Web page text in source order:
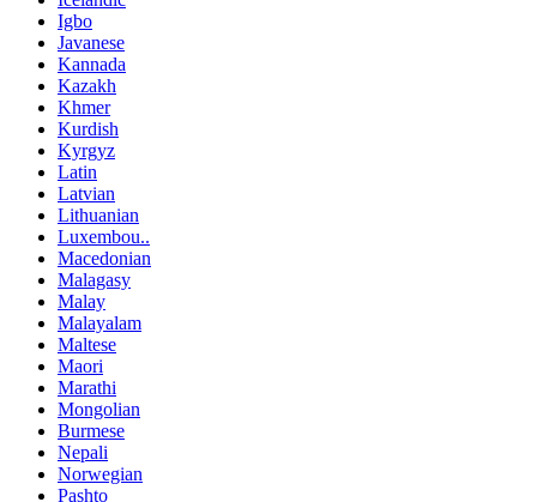
Igbo
Javanese
Kannada
Kazakh
Khmer
Kurdish
Kyrgyz
Latin
Latvian
Lithuanian
Luxembou..
Macedonian
Malagasy
Malay
Malayalam
Maltese
Maori
Marathi
Mongolian
Burmese
Nepali
Norwegian
Pashto